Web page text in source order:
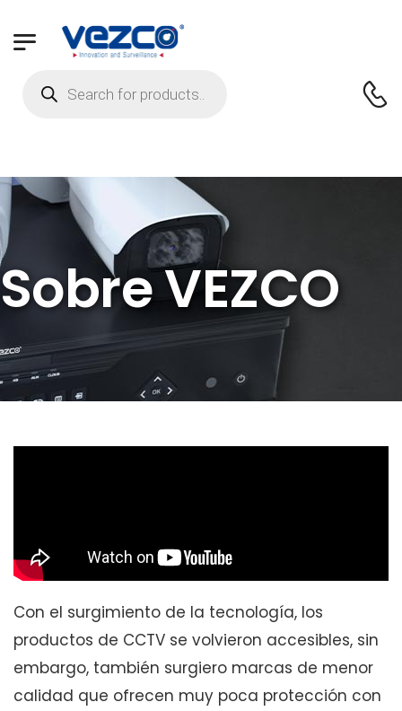
Sobre VEZCO
Con el surgimiento de la tecnología, los
productos de CCTV se volvieron accesibles, sin
embargo, también surgiero marcas de menor
calidad que ofrecen muy poca protección con